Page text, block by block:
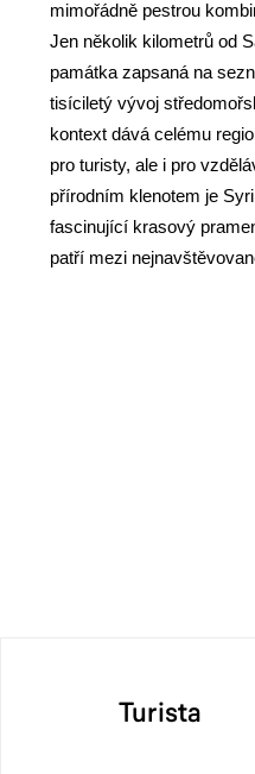
mimořádně pestrou
Jen několik kilometrů od
památka zapsaná na
tisíciletý vývoj
kontext dává celému
pro turisty, ale i pro
přírodním klenotem je
fascinující krasový
patří mezi
Turista